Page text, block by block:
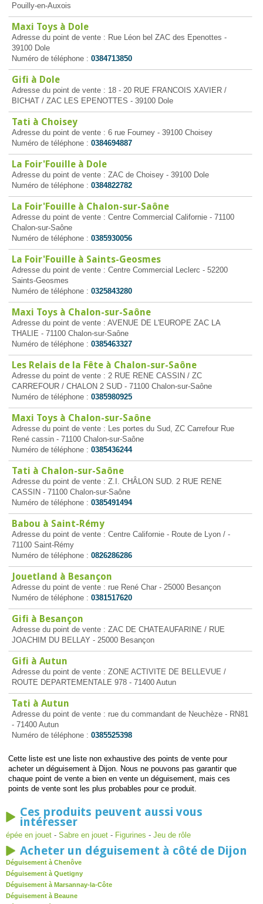
Pouilly-en-Auxois
Maxi Toys à Dole
Adresse du point de vente : Rue Léon bel ZAC des Epenottes -
39100 Dole
Numéro de téléphone : 0384713850
Gifi à Dole
Adresse du point de vente : 18 - 20 RUE FRANCOIS XAVIER /
BICHAT / ZAC LES EPENOTTES - 39100 Dole
Tati à Choisey
Adresse du point de vente : 6 rue Fourney - 39100 Choisey
Numéro de téléphone : 0384694887
La Foir'Fouille à Dole
Adresse du point de vente : ZAC de Choisey - 39100 Dole
Numéro de téléphone : 0384822782
La Foir'Fouille à Chalon-sur-Saône
Adresse du point de vente : Centre Commercial Californie - 71100
Chalon-sur-Saône
Numéro de téléphone : 0385930056
La Foir'Fouille à Saints-Geosmes
Adresse du point de vente : Centre Commercial Leclerc - 52200
Saints-Geosmes
Numéro de téléphone : 0325843280
Maxi Toys à Chalon-sur-Saône
Adresse du point de vente : AVENUE DE L'EUROPE ZAC LA
THALIE - 71100 Chalon-sur-Saône
Numéro de téléphone : 0385463327
Les Relais de la Fête à Chalon-sur-Saône
Adresse du point de vente : 2 RUE RENE CASSIN / ZC
CARREFOUR / CHALON 2 SUD - 71100 Chalon-sur-Saône
Numéro de téléphone : 0385980925
Maxi Toys à Chalon-sur-Saône
Adresse du point de vente : Les portes du Sud, ZC Carrefour Rue
René cassin - 71100 Chalon-sur-Saône
Numéro de téléphone : 0385436244
Tati à Chalon-sur-Saône
Adresse du point de vente : Z.I. CHÂLON SUD. 2 RUE RENE
CASSIN - 71100 Chalon-sur-Saône
Numéro de téléphone : 0385491494
Babou à Saint-Rémy
Adresse du point de vente : Centre Californie - Route de Lyon / -
71100 Saint-Rémy
Numéro de téléphone : 0826286286
Jouetland à Besançon
Adresse du point de vente : rue René Char - 25000 Besançon
Numéro de téléphone : 0381517620
Gifi à Besançon
Adresse du point de vente : ZAC DE CHATEAUFARINE / RUE
JOACHIM DU BELLAY - 25000 Besançon
Gifi à Autun
Adresse du point de vente : ZONE ACTIVITE DE BELLEVUE /
ROUTE DEPARTEMENTALE 978 - 71400 Autun
Tati à Autun
Adresse du point de vente : rue du commandant de Neuchèze - RN81
- 71400 Autun
Numéro de téléphone : 0385525398
Cette liste est une liste non exhaustive des points de vente pour
acheter un déguisement à Dijon. Nous ne pouvons pas garantir que
chaque point de vente a bien en vente un déguisement, mais ces
points de vente sont les plus probables pour ce produit.
Ces produits peuvent aussi vous
intéresser
épée en jouet - Sabre en jouet - Figurines - Jeu de rôle
Acheter un déguisement à côté de Dijon
Déguisement à Chenôve
Déguisement à Quetigny
Déguisement à Marsannay-la-Côte
Déguisement à Beaune